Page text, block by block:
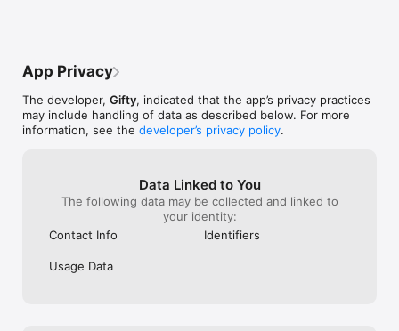
App Privacy
The developer, Gifty, indicated that the app’s privacy practices
may include handling of data as described below. For more
information, see the developer’s privacy policy.
Data Linked to You
The following data may be collected and linked to
your identity:
Contact Info
Identifiers
Usage Data